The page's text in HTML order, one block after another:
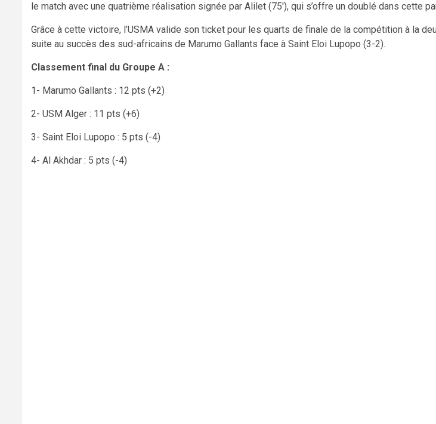
le match avec une quatrième réalisation signée par Alilet (75′), qui s’offre un doublé dans cette
Grâce à cette victoire, l’USMA valide son ticket pour les quarts de finale de la compétition à la
suite au succès des sud-africains de Marumo Gallants face à Saint Eloi Lupopo (3-2).
Classement final du Groupe A :
1- Marumo Gallants : 12 pts (+2)
2- USM Alger : 11 pts (+6)
3- Saint Eloi Lupopo : 5 pts (-4)
4- Al Akhdar : 5 pts (-4)